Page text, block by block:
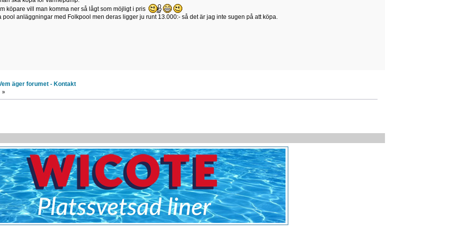
köpare vill man komma ner så lågt som möjligt i pris
anläggningar med Folkpool men deras ligger ju runt 13.000:- så det är jag inte sugen på att köpa.
äger forumet - Kontakt
»